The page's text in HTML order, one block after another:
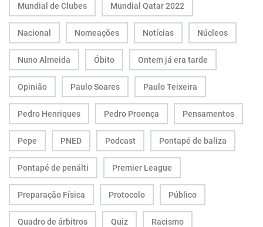
Mundial de Clubes Mundial Qatar 2022
Nacional Nomeações Notícias Núcleos
Nuno Almeida Óbito Ontem já era tarde
Opinião Paulo Soares Paulo Teixeira
Pedro Henriques Pedro Proença Pensamentos
Pepe PNED Podcast Pontapé de baliza
Pontapé de penálti Premier League
Preparação Física Protocolo Público
Quadro de árbitros Quiz Racismo